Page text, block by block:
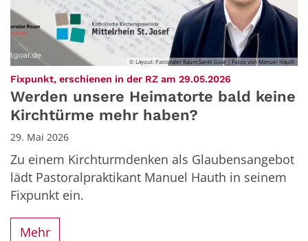
© Layout: Pastoraler Raum Sankt Goar | Fotos von Manuel Hauth
Fixpunkt, erschienen in der RZ am 29.05.2026
Werden unsere Heimatorte bald keine
Kirchtürme mehr haben?
29. Mai 2026
Zu einem Kirchturmdenken als Glaubensangebot
lädt Pastoralpraktikant Manuel Hauth in seinem
Fixpunkt ein.
Mehr